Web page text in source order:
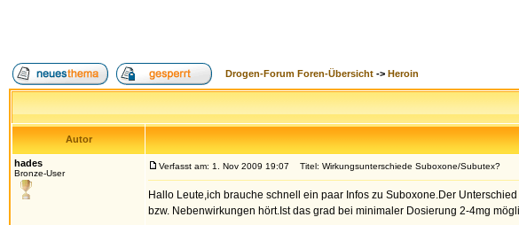
Drogen-Forum Foren-Übersicht -> Heroin
Autor
hades
Bronze-User
Verfasst am: 1. Nov 2009 19:07 Titel: Wirkungsunterschiede Suboxone/Subutex?
Hallo Leute,ich brauche schnell ein paar Infos zu Suboxone.Der
bzw. Nebenwirkungen hört.Ist das grad bei minimaler Dosierung 2-4mg